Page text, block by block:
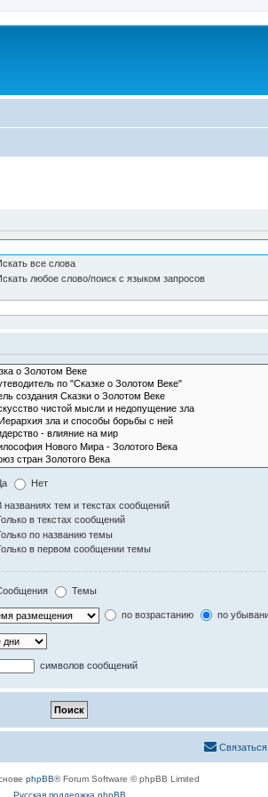
все слова
любое слово/поиск с языком запросов
Нет
названиях тем и текстах сообщений
в текстах сообщений
по названию темы
в первом сообщении темы
Темы
по возрастанию по
символов сообщений
phpBB® Forum Software © phpBB Limited
Русская поддержка phpBB